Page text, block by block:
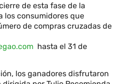
de esta fase de la
los consumidores que
de compras cruzadas de
hasta el 31 de
los ganadores disfrutaron